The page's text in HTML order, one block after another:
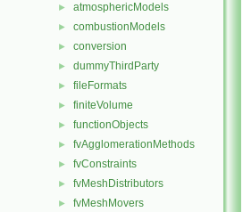
► atmosphericModels
► combustionModels
► conversion
► dummyThirdParty
► fileFormats
► finiteVolume
► functionObjects
► fvAgglomerationMethods
► fvConstraints
► fvMeshDistributors
► fvMeshMovers